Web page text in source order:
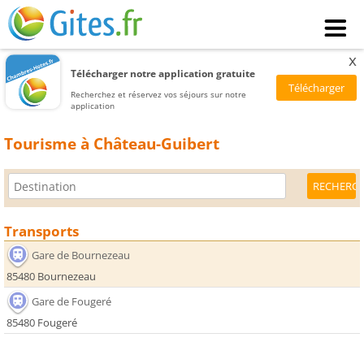
Télécharger notre application gratuite
Recherchez et réservez vos séjours sur notre
application
x
Tourisme à Château-Guibert
Transports
Gare de Bournezeau
85480 Bournezeau
Gare de Fougeré
85480 Fougeré